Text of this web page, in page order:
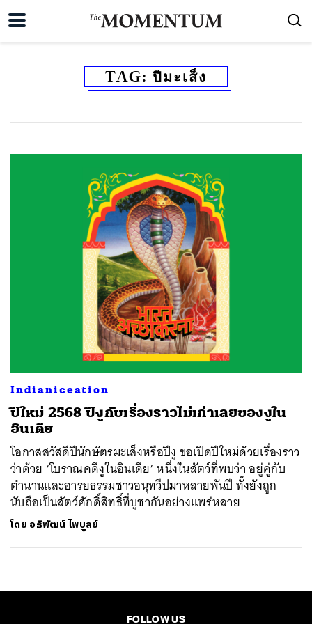
TAG: ปีมะเส็ง
Indianiceation
ปีใหม่ 2568 ปีงูกับเรื่องราวไม่เก่าเลยของงูใน
อินเดีย
โอกาสสวัสดีปีนักษัตรมะเส็งหรือปีงู ขอเปิดปีใหม่ด้วยเรื่องราว
ว่าด้วย ‘โบราณคดีงูในอินเดีย’ หนึ่งในสัตว์ที่พบว่า อยู่คู่กับ
ตำนานและอารยธรรมชาวอนุทวีปมาหลายพันปี ทั้งยังถูก
นับถือเป็นสัตว์ศักดิ์สิทธิ์ที่บูชากันอย่างแพร่หลาย
โดย อธิพัฒน์ ไพบูลย์
FOLLOW US
SHARE TWEET LINE EMAIL